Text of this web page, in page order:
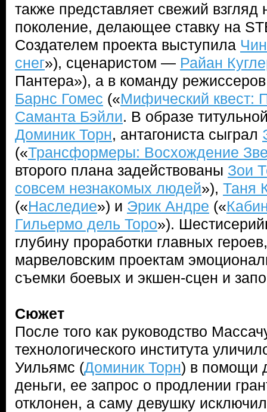
также представляет свежий взгляд
поколение, делающее ставку на
Создателем проекта выступила
снег»), сценаристом — Райан
Пантера»), а в команду
Барнс Гомес («Мифический квест:
Саманта Бэйли. В образе
Доминик Торн, антагониста сыграл
(«Трансформеры: Восхождение
второго плана задействованы Зои
совсем незнакомых людей»), Таня
(«Наследие») и Эрик Андре («
Гильермо дель Торо»).
глубину проработки главных
марвеловским проектам
съемки боевых и экшен-сцен и
Сюжет
После того как руководство
технологического института
Уильямс (Доминик Торн) в помощи
деньги, ее запрос о продлении
отклонен, а саму девушку